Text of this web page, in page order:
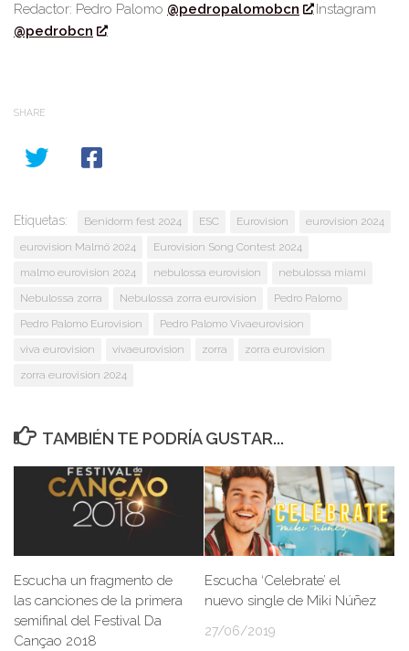
Redactor: Pedro Palomo @pedropalomobcn
Instagram
@pedrobcn
SHARE
Etiquetas: Benidorm fest 2024 ESC Eurovision
eurovision 2024
eurovision Malmö 2024
Eurovision Song Contest 2024
malmo eurovision 2024
nebulossa eurovision
nebulossa miami
Nebulossa zorra
Nebulossa zorra eurovision
Pedro Palomo
Pedro Palomo Eurovision
Pedro Palomo Vivaeurovision
viva eurovision
vivaeurovision zorra
zorra eurovision
zorra eurovision 2024
TAMBIÉN TE PODRÍA GUSTAR...
Escucha un fragmento de
las canciones de la primera
semifinal del Festival Da
Cançao 2018
Escucha ‘Celebrate’ el
nuevo single de Miki Núñez
27/06/2019